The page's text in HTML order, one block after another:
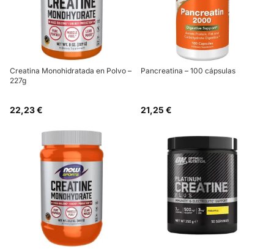
Creatina Monohidratada en Polvo –
227g
22,23 €
Pancreatina – 100 cápsulas
21,25 €